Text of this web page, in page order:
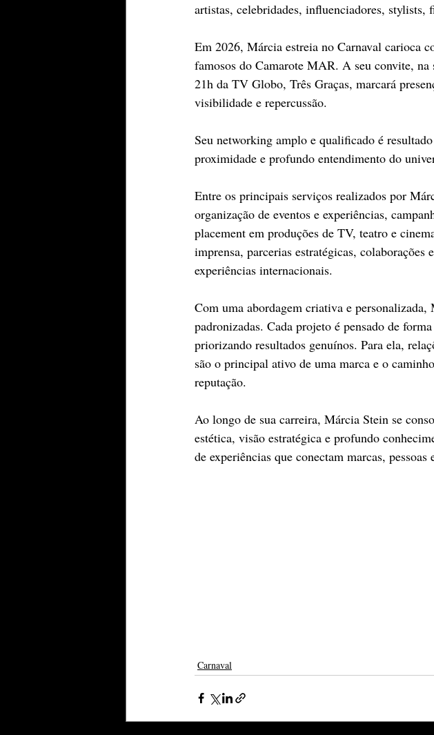
artistas, celebridades, influenciadores, stylists,
Em 2026, Márcia estreia no Carnaval carioca
famosos do Camarote MAR. A seu convite, na
21h da TV Globo, Três Graças, marcará
visibilidade e repercussão.
Seu networking amplo e qualificado é
proximidade e profundo entendimento do
Entre os principais serviços realizados por
organização de eventos e experiências,
placement em produções de TV, teatro e
imprensa, parcerias estratégicas,
experiências internacionais.
Com uma abordagem criativa e
padronizadas. Cada projeto é pensado de
priorizando resultados genuínos. Para ela,
são o principal ativo de uma marca e o
reputação.
Ao longo de sua carreira, Márcia Stein se
estética, visão estratégica e profundo
de experiências que conectam marcas,
Carnaval